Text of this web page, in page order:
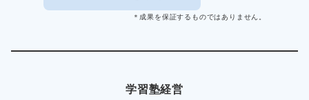
＊成果を保証するものではありません。
学習塾経営